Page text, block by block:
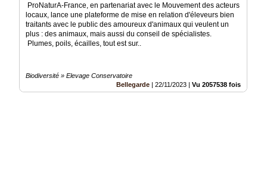
ProNaturA-France, en partenariat avec le Mouvement des acteurs
locaux, lance une plateforme de mise en relation d'éleveurs bien
traitants avec le public des amoureux d'animaux qui veulent un
plus : des animaux, mais aussi du conseil de spécialistes.
Plumes, poils, écailles, tout est sur..
Biodiversité » Elevage Conservatoire
Bellegarde | 22/11/2023 | Vu 2057538 fois